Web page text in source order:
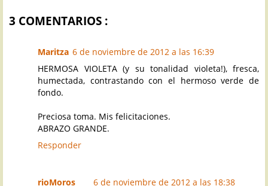
3 COMENTARIOS :
Maritza 6 de noviembre de 2012 a las 16:39
HERMOSA VIOLETA (y su tonalidad violeta!), fresca,
humectada, contrastando con el hermoso verde de
fondo.
Preciosa toma. Mis felicitaciones.
ABRAZO GRANDE.
Responder
rioMoros 6 de noviembre de 2012 a las 18:38